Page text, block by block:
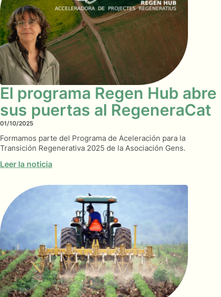
El programa Regen Hub abre
sus puertas al RegeneraCat
01/10/2025
Formamos parte del Programa de Aceleración para la
Transición Regenerativa 2025 de la Asociación Gens.
Leer la noticia